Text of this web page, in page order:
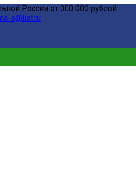
России от 300 000 рублей.
s@list.ru